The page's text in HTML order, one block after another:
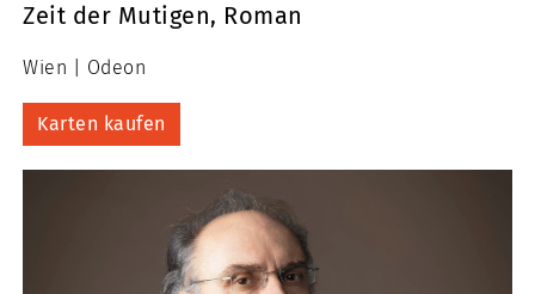
Zeit der Mutigen, Roman
Wien Odeon
Karten kaufen